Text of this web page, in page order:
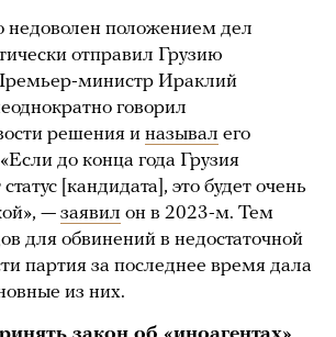
недоволен положением дел
отправил Грузию
министр Ираклий
говорил
решения и называл его
до конца года Грузия
[кандидата], это будет очень
— заявил он в 2023-м. Тем
для обвинений в недостаточной
партия за последнее время дала
из них.